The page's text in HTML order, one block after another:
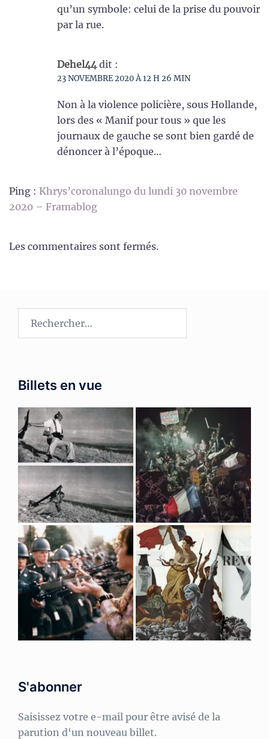
qu’un symbole: celui de la prise du pouvoir
par la rue.
Dehel44 dit :
23 NOVEMBRE 2020 À 12 H 26 MIN
Non à la violence policière, sous Hollande,
lors des « Manif pour tous » que les
journaux de gauche se sont bien gardé de
dénoncer à l’époque…
Ping : Khrys’coronalungo du lundi 30 novembre
2020 – Framablog
Les commentaires sont fermés.
Billets en vue
S'abonner
Saisissez votre e-mail pour être avisé de la
parution d‘un nouveau billet.